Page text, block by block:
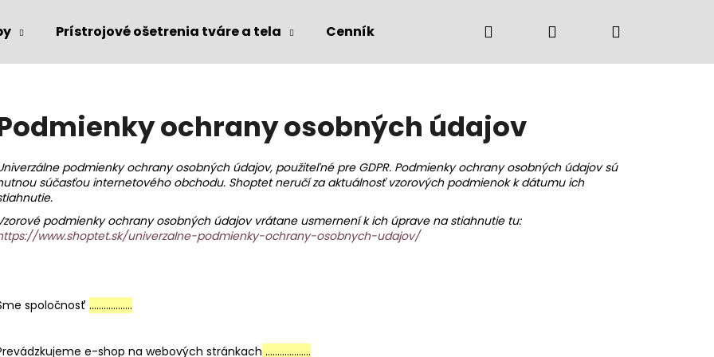
Prístrojové ošetrenia tváre a tela Cenník Obchod
Hľadať Prihlásenie
ochrany osobných údajov
podmienky ochrany osobných údajov, použiteľné pre GDPR. Podmienky ochrany osobných údajov sú
súčasťou internetového obchodu. Shoptet neručí za aktuálnosť vzorových podmienok k dátumu ich
podmienky ochrany osobných údajov vrátane usmernení k ich úprave na stiahnutie tu:
www.shoptet.sk/univerzalne-podmienky-ochrany-osobnych-udajov/
spoločnosť ……………...
e-shop na webových stránkach ……………….
HĽADAŤ